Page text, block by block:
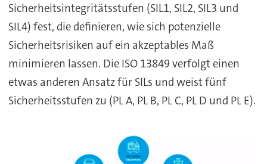
Sicherheitsintegritätsstufen (SIL1, SIL2, SIL3 und
SIL4) fest, die definieren, wie sich potenzielle
Sicherheitsrisiken auf ein akzeptables Maß
minimieren lassen. Die ISO 13849 verfolgt einen
etwas anderen Ansatz für SILs und weist fünf
Sicherheitsstufen zu (PL A, PL B, PL C, PL D und PL E).